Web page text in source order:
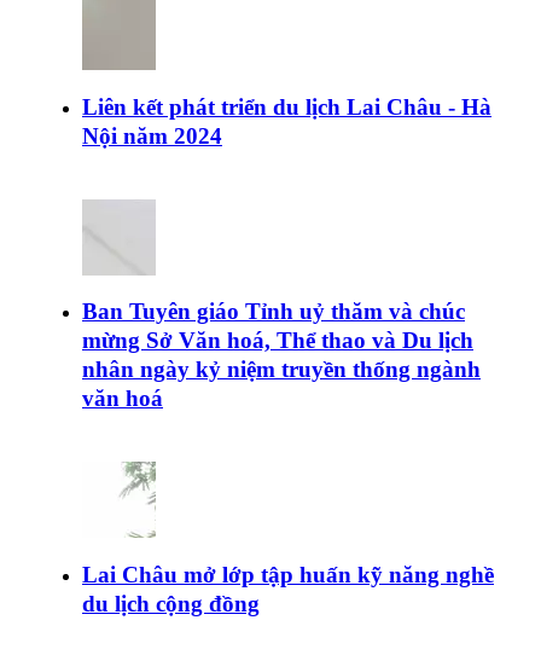
Liên kết phát triển du lịch Lai Châu - Hà
Nội năm 2024
Ban Tuyên giáo Tỉnh uỷ thăm và chúc
mừng Sở Văn hoá, Thể thao và Du lịch
nhân ngày kỷ niệm truyền thống ngành
văn hoá
Lai Châu mở lớp tập huấn kỹ năng nghề
du lịch cộng đồng